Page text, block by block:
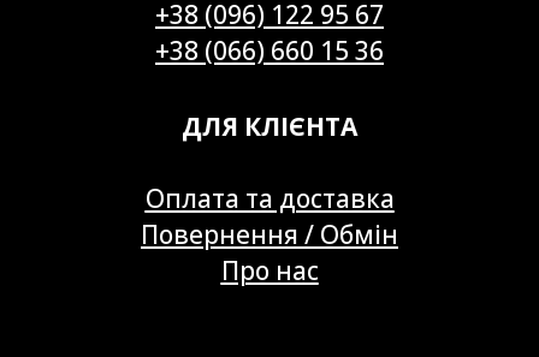
+38 (096) 122 95 67
+38 (066) 660 15 36
ДЛЯ КЛІЄНТА
Оплата та доставка
Повернення / Обмін
Про нас